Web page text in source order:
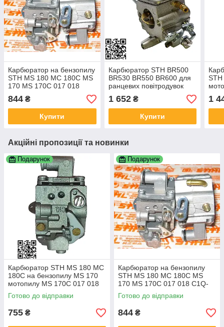
Карбюратор на бензопилу
STH MS 180 МС 180С MS
170 MS 170C 017 018
C1Q-S152 11301200608
1130-120-0608
844 ₴
Купити
Карбюратор STH BR500
BR530 BR550 BR600 для
ранцевих повітродувок
BR700 ZAMA C1Q-S183
C1Q-S184/ 42821200606
42821200607
42821200608
1 652₴
Купити
МС
1
Акційні пропозиції та новинки
Подарунок
Карбюратор STH MS 180 МС
180C на бензопилу MS 170
мотопилу MS 170C 017 018
C1Q-S57H C1Q-S152E C1Q-
S137G 1130 120 0603
11301200608
Готово до відправки
755 ₴
Подарунок
Карбюратор на бензопилу
STH MS 180 МС 180С MS
170 MS 170C 017 018 C1Q-
S152 11301200608 1130-120-
0608
Готово до відправки
844 ₴